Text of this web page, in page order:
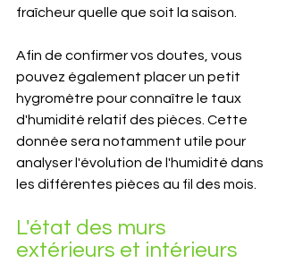
fraîcheur quelle que soit la saison.
Afin de confirmer vos doutes, vous
pouvez également placer un petit
hygromètre pour connaître le taux
d'humidité relatif des pièces. Cette
donnée sera notamment utile pour
analyser l'évolution de l'humidité dans
les différentes pièces au fil des mois.
L'état des murs
extérieurs et intérieurs